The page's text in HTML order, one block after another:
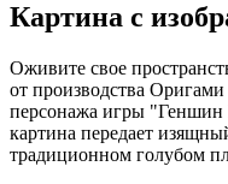
Картина с
Оживите свое
от производства
персонажа игры "Геншин
картина передает
традиционном голубом